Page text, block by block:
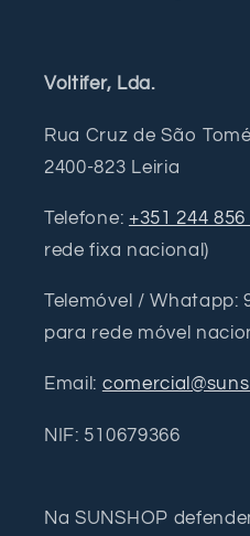
Voltifer, Lda.
Rua Cruz de São
2400-823 Leiria
Telefone: +351 244 856
rede fixa nacional)
Telemóvel / Whatapp:
para rede móvel
Email:
NIF: 510679366
Na SUNSHOP